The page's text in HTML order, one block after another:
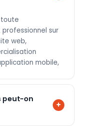
toute
professionnel sur
web,
mobile,
peut-on